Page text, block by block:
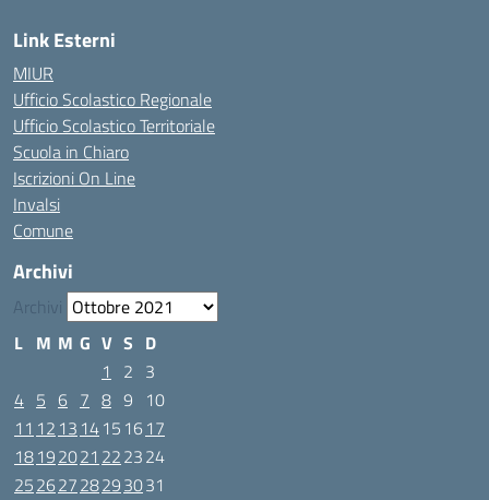
Link Esterni
MIUR
Ufficio Scolastico Regionale
Ufficio Scolastico Territoriale
Scuola in Chiaro
Iscrizioni On Line
Invalsi
Comune
Archivi
Archivi
L M M G V S D
1
2 3
4 5 6 7 8 9 10
11 12 13 1415 1617
18192021 222324
25262728293031